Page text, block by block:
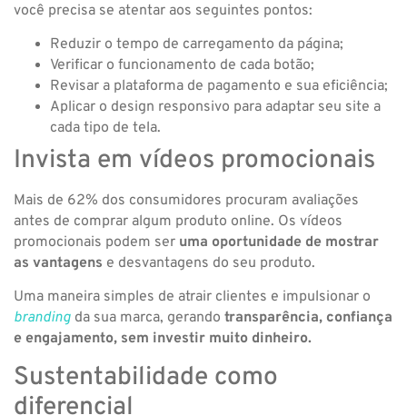
você precisa se atentar aos seguintes pontos:
Reduzir o tempo de carregamento da página;
Verificar o funcionamento de cada botão;
Revisar a plataforma de pagamento e sua eficiência;
Aplicar o design responsivo para adaptar seu site a
cada tipo de tela.
Invista em vídeos promocionais
Mais de 62% dos consumidores procuram avaliações
antes de comprar algum produto online. Os vídeos
promocionais podem ser uma oportunidade de mostrar
as vantagens e desvantagens do seu produto.
Uma maneira simples de atrair clientes e impulsionar o
branding da sua marca, gerando transparência, confiança
e engajamento, sem investir muito dinheiro.
Sustentabilidade como
diferencial